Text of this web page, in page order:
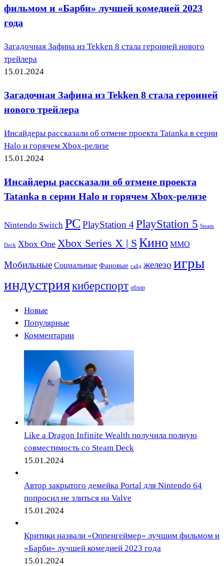
фильмом и «Барби» лучшей комедией 2023
года
Загадочная Зафина из Tekken 8 стала героиней нового
трейлера
15.01.2024
Загадочная Зафина из Tekken 8 стала героиней
нового трейлера
Инсайдеры рассказали об отмене проекта Tatanka в серии
Halo и горячем Xbox-релизе
15.01.2024
Инсайдеры рассказали об отмене проекта
Tatanka в серии Halo и горячем Xbox-релизе
Nintendo Switch PC PlayStation 4PlayStation 5 Steam
Deck Xbox One Xbox Series X | S Кино ММО
Мобильные Социальные Фановые гайд железо игры
индустриякиберспорт обзор
Новые
Популярные
Комментарии
Like a Dragon Infinite Wealth получила полную
совместимость со Steam Deck
15.01.2024
Автор закрытого демейка Portal для Nintendo 64
попросил не злиться на Valve
15.01.2024
Критики назвали «Оппенгеймер» лучшим фильмом и
«Барби» лучшей комедией 2023 года
15.01.2024